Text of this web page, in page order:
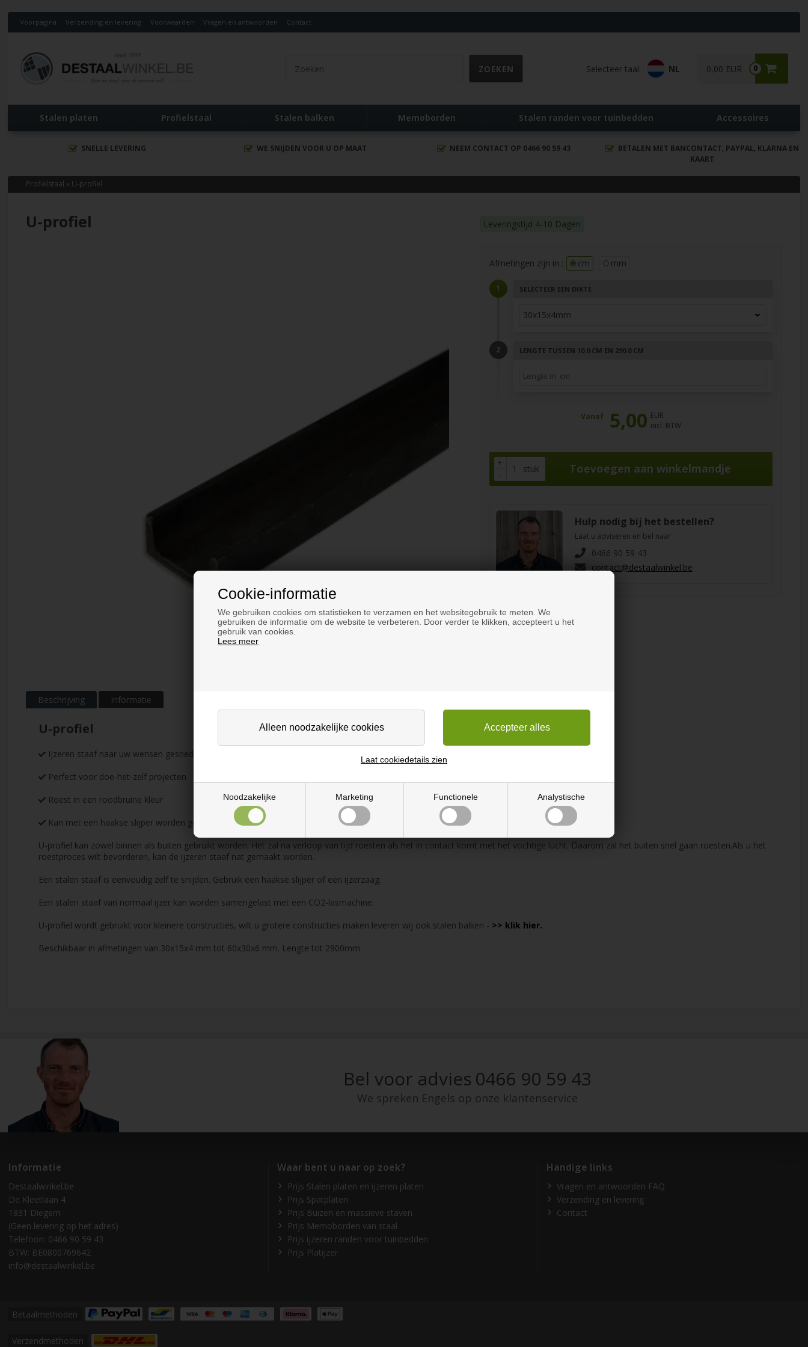
Cookie-informatie
We gebruiken cookies om statistieken te verzamen en het websitegebruik te meten. We
gebruiken de informatie om de website te verbeteren. Door verder te klikken, accepteert u het
gebruik van cookies.
Lees meer
Noodzakelijke Marketing Functionele Analystische
Laat cookiedetails zien
Voorpagina Verzending en levering Voorwaarden Vragen en antwoorden Contact
Selecteer taal: NL 0
0,00 EUR
Stalen platen Profielstaal Stalen balken Memoborden Stalen randen voor tuinbedden Accessoires
SNELLE LEVERING WE SNIJDEN VOOR U OP MAAT NEEM CONTACT OP 0466 90 59 43
BETALEN MET BANCONTACT, PAYPAL, KLARNA EN
KAART
Profielstaal » U-profiel
U-profiel Leveringstijd 4-10 Dagen
Afmetingen zijn in : cm mm
SELECTEER EEN DIKTE
LENGTE TUSSEN 10.0 CM EN 290.0 CM
Vanaf 5,00 EUR
incl. BTW
stuk
+
-
Hulp nodig bij het bestellen?
Laat u adviseren en bel naar
0466 90 59 43
contact@destaalwinkel.be
Beschrijving Informatie
U-profiel
Ijzeren staaf naar uw wensen gesneden
Perfect voor doe-het-zelf projecten
Roest in een roodbruine kleur
Kan met een haakse slijper worden gesneden
U-profiel kan zowel binnen als buiten gebruikt worden. Het zal na verloop van tijd roesten als het in contact komt met het vochtige lucht. Daarom zal het buiten snel gaan roesten.Als u het
roestproces wilt bevorderen, kan de ijzeren staaf nat gemaakt worden.
Een stalen staaf is eenvoudig zelf te snijden. Gebruik een haakse slijper of een ijzerzaag.
Een stalen staaf van normaal ijzer kan worden samengelast met een CO2-lasmachine.
U-profiel wordt gebruikt voor kleinere constructies, wilt u grotere constructies maken leveren wij ook stalen balken - >> klik hier.
Beschikbaar in afmetingen van 30x15x4 mm tot 60x30x6 mm. Lengte tot 2900mm.
Bel voor advies 0466 90 59 43
We spreken Engels op onze klantenservice
Informatie
Destaalwinkel.be
De Kleetlaan 4
1831 Diegem
(Geen levering op het adres)
Telefoon: 0466 90 59 43
BTW: BE0800769642
info@destaalwinkel.be
Waar bent u naar op zoek?
Prijs Stalen platen en ijzeren platen
Prijs Spatplaten
Prijs Buizen en massieve staven
Prijs Memoborden van staal
Prijs ijzeren randen voor tuinbedden
Prijs Platijzer
Handige links
Vragen en antwoorden FAQ
Verzending en levering
Contact
Betaalmethoden
Verzendmethoden